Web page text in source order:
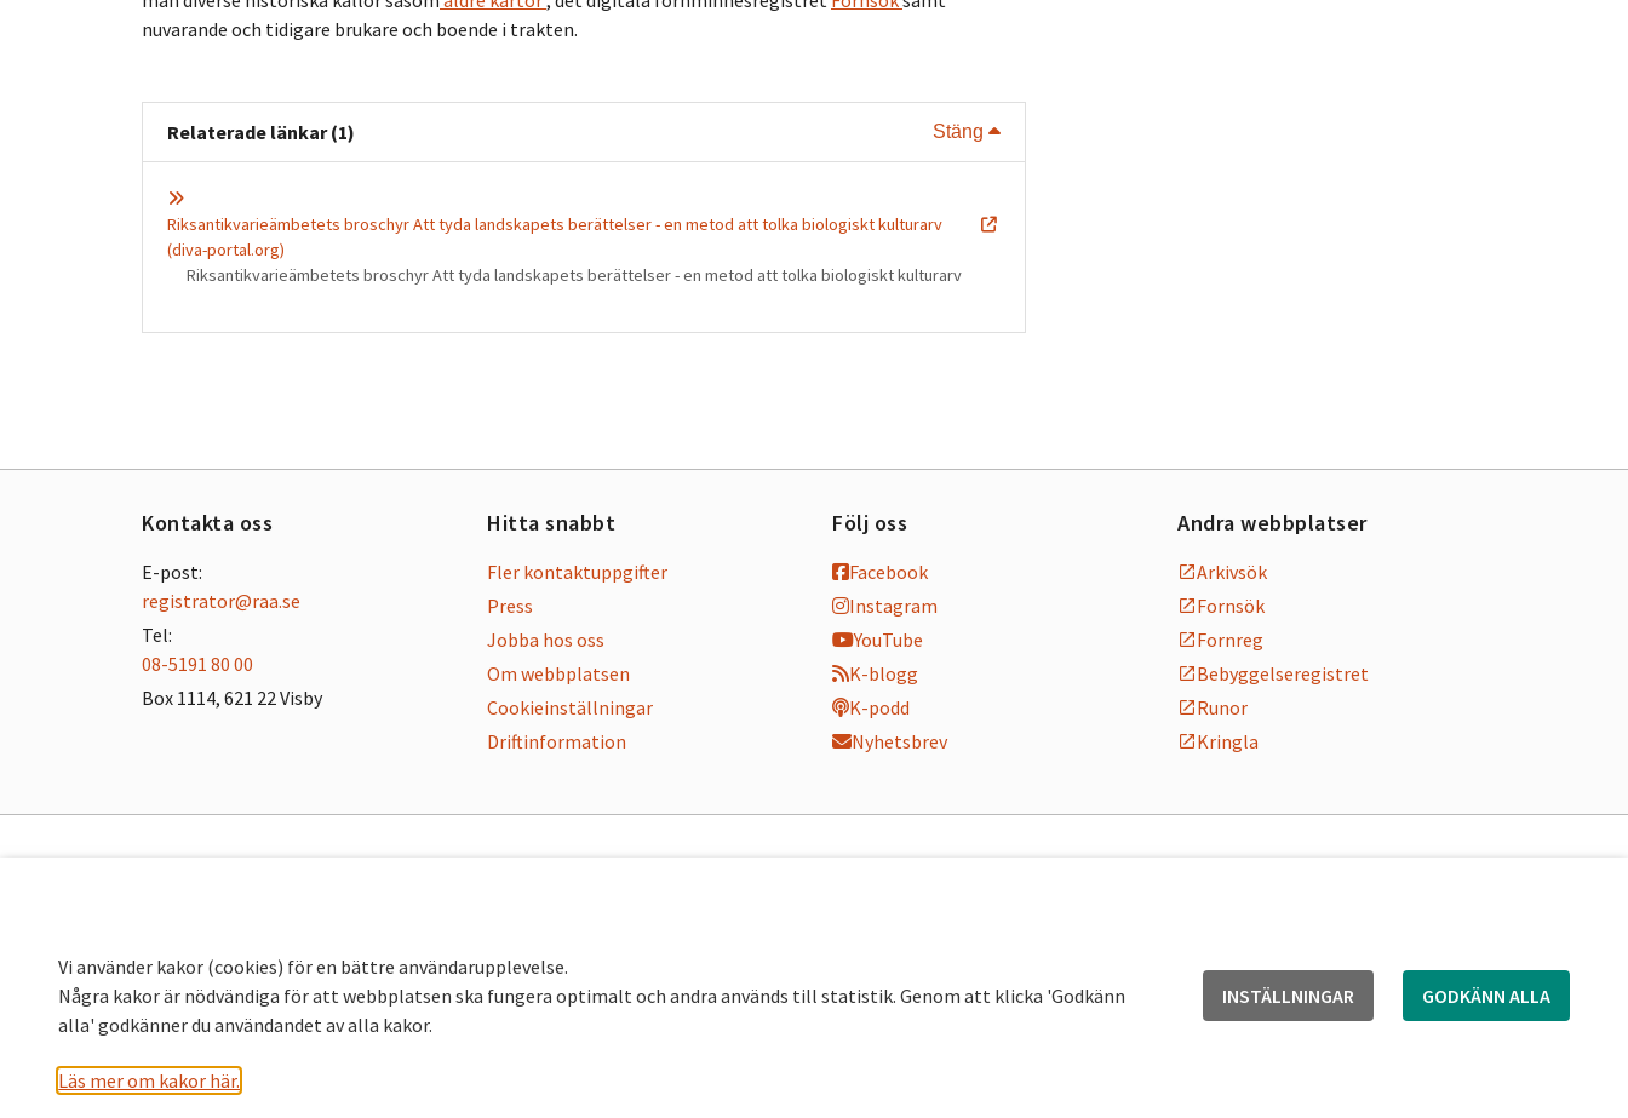
nuvarande och tidigare brukare och boende i trakten.
Relaterade länkar (1) Stäng Visa eller stäng
Riksantikvarieämbetets broschyr Att tyda landskapets berättelser - en metod att tolka biologiskt kulturarv
(diva-portal.org)
Riksantikvarieämbetets broschyr Att tyda landskapets berättelser - en metod att tolka biologiskt kulturarv
Kontakta oss
E-post:
registrator@raa.se
Tel:
08-5191 80 00
Box 1114, 621 22 Visby
Hitta snabbt
Fler kontaktuppgifter
Press
Jobba hos oss
Om webbplatsen
Cookieinställningar
Driftinformation
Följ oss
Facebook
Instagram
YouTube
K-blogg
K-podd
Nyhetsbrev
Andra webbplatser
Arkivsök
Fornsök
Fornreg
Bebyggelseregistret
Runor
Kringla
Vi använder kakor (cookies) för en bättre användarupplevelse.
Några kakor är nödvändiga för att webbplatsen ska fungera optimalt och andra används till statistik. Genom att klicka 'Godkänn
alla' godkänner du användandet av alla kakor.
Läs mer om kakor här.
INSTÄLLNINGAR GODKÄNN ALLA